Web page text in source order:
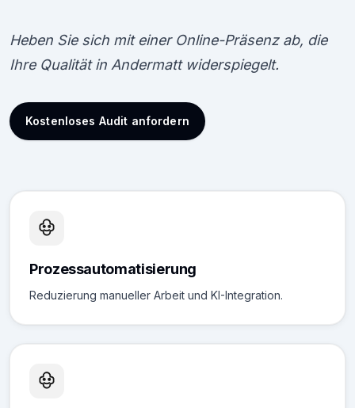
Heben Sie sich mit einer Online-Präsenz ab, die
Ihre Qualität in Andermatt widerspiegelt.
Kostenloses Audit anfordern
Prozessautomatisierung
Reduzierung manueller Arbeit und KI-Integration.